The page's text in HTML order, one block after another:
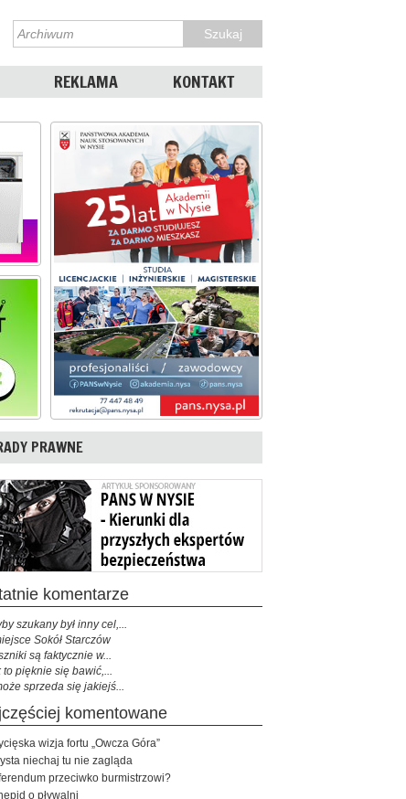
REKLAMA KONTAKT
PRAWNE
komentarze
szukany był inny cel,...
Sokół Starczów
są faktycznie w...
to pięknie się bawić,...
sprzeda się jakiejś...
komentowane
wizja fortu „Owcza Góra”
niechaj tu nie zagląda
przeciwko burmistrzowi?
o pływalni